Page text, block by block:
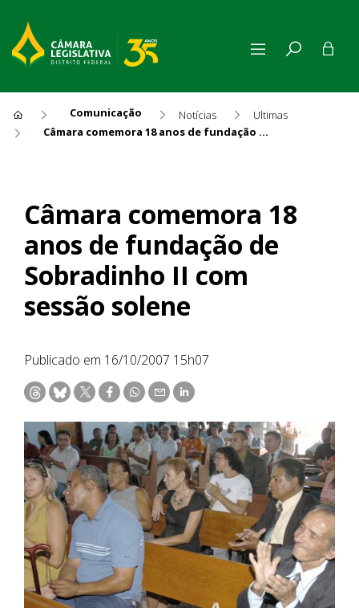
Comunicação Notícias
Ultimas
Câmara comemora 18 anos de fundação de Sobradinho II com sessão solene
Câmara comemora 18
anos de fundação de
Sobradinho II com
sessão solene
Publicado em 16/10/2007 15h07